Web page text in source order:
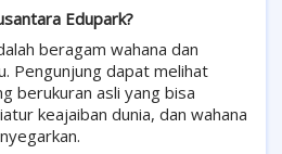
Edupark?
beragam wahana dan
Pengunjung dapat melihat
berukuran asli yang bisa
keajaiban dunia, dan wahana